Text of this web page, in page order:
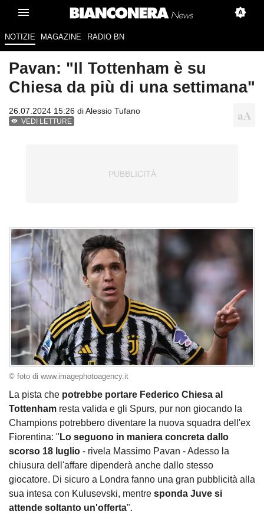
NOTIZIE MAGAZINE RADIO BN
Pavan: "Il Tottenham è su
Chiesa da più di una settimana"
26.07.2024 15:26 diAlessio Tufano
VEDI LETTURE
© foto di www.imagephotoagency.it
La pista che potrebbe portare Federico Chiesa al
Tottenham resta valida e gli Spurs, pur non giocando la
Champions potrebbero diventare la nuova squadra dell'ex
Fiorentina: " Lo seguono in maniera concreta dallo
scorso 18 luglio - rivela Massimo Pavan - Adesso la
chiusura dell'affare dipenderà anche dallo stesso
giocatore. Di sicuro a Londra fanno una gran pubblicità alla
sua intesa con Kulusevski, mentre sponda Juve si
attende soltanto un'offerta".